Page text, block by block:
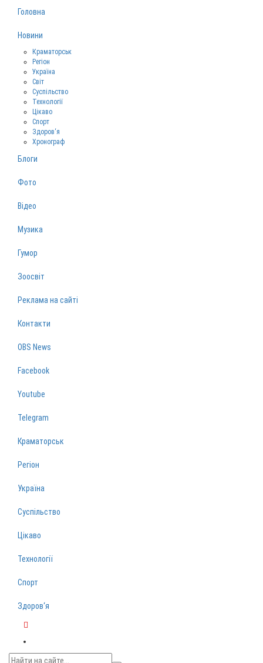
Головна
Новини
Краматорськ
Регіон
Україна
Світ
Суспільство
Технології
Цікаво
Спорт
Здоров‘я
Хронограф
Блоги
Фото
Відео
Музика
Гумор
Зоосвіт
Реклама на сайті
Контакти
OBS News
Facebook
Youtube
Telegram
Краматорськ
Регіон
Україна
Суспільство
Цікаво
Технології
Спорт
Здоров‘я